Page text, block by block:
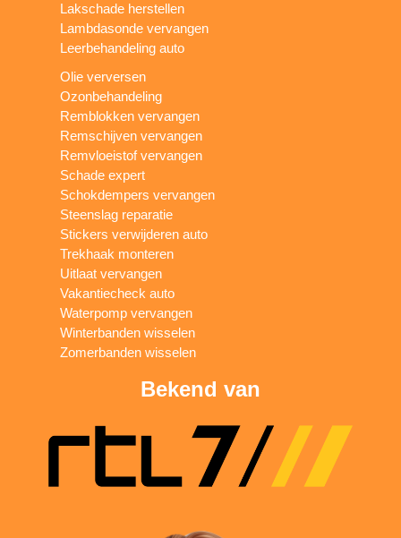
Lakschade herstellen
Lambdasonde vervangen
Leerbehandeling auto
Olie verversen
Ozonbehandeling
Remblokken vervangen
Remschijven vervangen
Remvloeistof vervangen
Schade expert
Schokdempers vervangen
Steenslag reparatie
Stickers verwijderen auto
Trekhaak monteren
Uitlaat vervangen
Vakantiecheck auto
Waterpomp vervangen
Winterbanden wisselen
Zomerbanden wisselen
Bekend van